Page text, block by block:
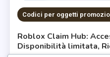
Codici per oggetti
Roblox Claim Hub:
Disponibilità limitata,